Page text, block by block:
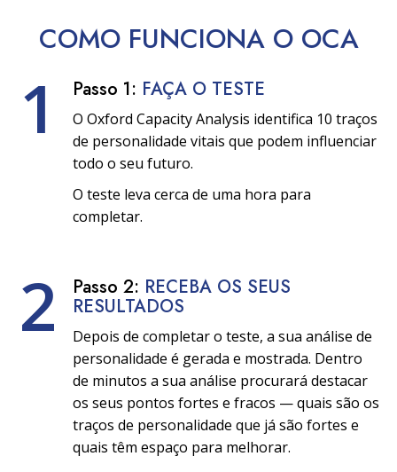
COMO FUNCIONAO OCA
1 Passo 1: FAÇA O TESTE
O Oxford Capacity Analysis identifica 10 traços
de personalidade vitais que podem influenciar
todo o seu futuro.
O teste leva cerca de uma hora para
completar.
2 Passo 2: RECEBA OS SEUS
RESULTADOS
Depois de completar o teste, a sua análise de
personalidade é gerada e mostrada. Dentro
de minutos a sua análise procurará destacar
os seus pontos fortes e fracos — quais são os
traços de personalidade que já são fortes e
quais têm espaço para melhorar.